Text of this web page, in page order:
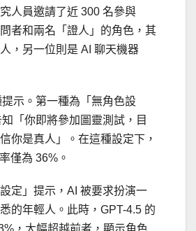
人員邀請了近 300 名參與
者和兩名「證人」的角色，其
，另一位則是 AI 聊天機器
示。第一種為「無角色設
「你即將參加圖靈測試，目
你是真人」。在這種設定下，
僅為 36%。
定」提示，AI 被要求扮演一
的年輕人。此時，GPT-4.5 的